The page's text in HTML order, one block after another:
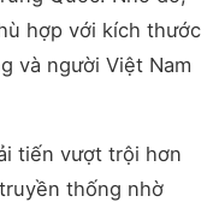
hợp với kích thước
và người Việt Nam
tiến vượt trội hơn
thống nhờ